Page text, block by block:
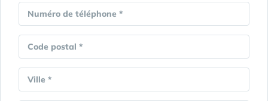
Numéro de téléphone *
Code postal *
Ville *